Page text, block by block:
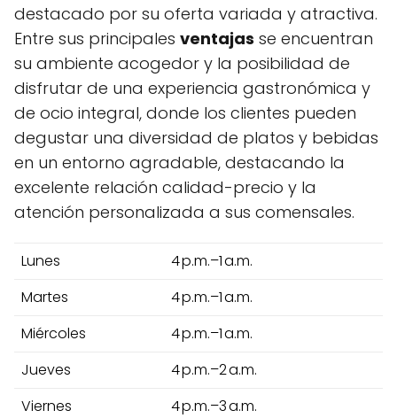
destacado por su oferta variada y atractiva.
Entre sus principales ventajas se encuentran
su ambiente acogedor y la posibilidad de
disfrutar de una experiencia gastronómica y
de ocio integral, donde los clientes pueden
degustar una diversidad de platos y bebidas
en un entorno agradable, destacando la
excelente relación calidad-precio y la
atención personalizada a sus comensales.
Lunes
4 p.m.–1 a.m.
Martes
4 p.m.–1 a.m.
Miércoles
4 p.m.–1 a.m.
Jueves
4 p.m.–2 a.m.
Viernes
4 p.m.–3 a.m.